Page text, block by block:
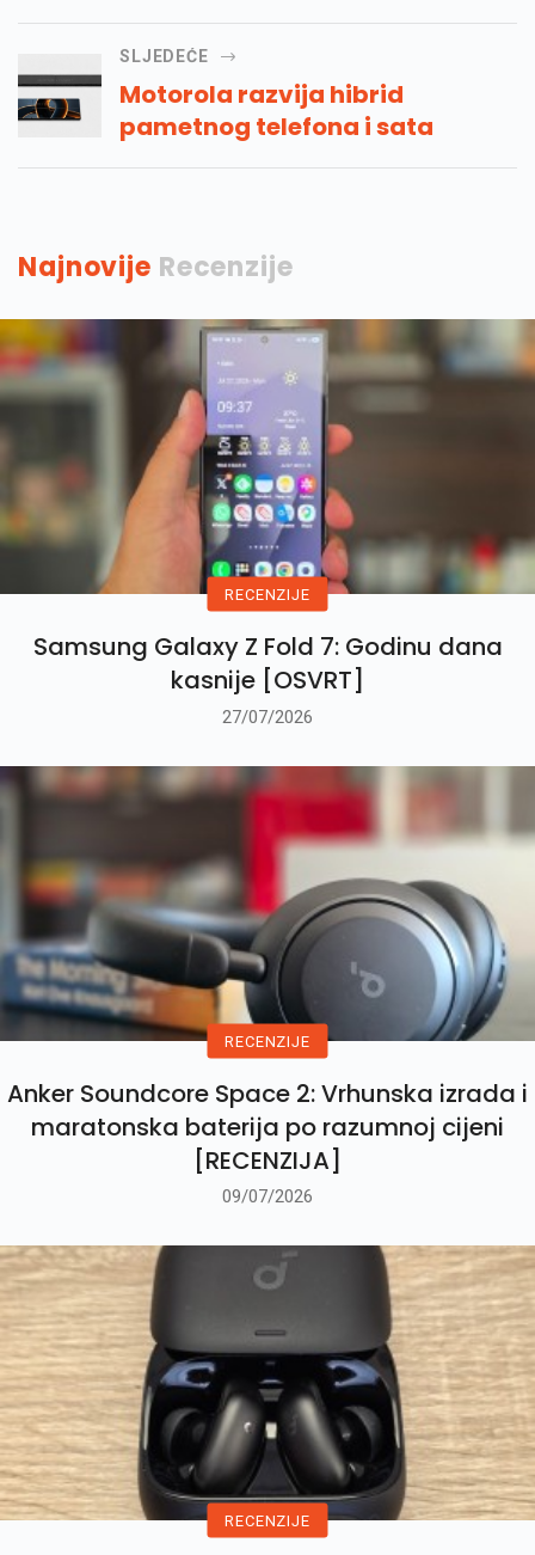
SLJEDEĆE
Motorola razvija hibrid
pametnog telefona i sata
Najnovije Recenzije
RECENZIJE
Samsung Galaxy Z Fold 7: Godinu dana
kasnije [OSVRT]
27/07/2026
RECENZIJE
Anker Soundcore Space 2: Vrhunska izrada i
maratonska baterija po razumnoj cijeni
[RECENZIJA]
09/07/2026
RECENZIJE